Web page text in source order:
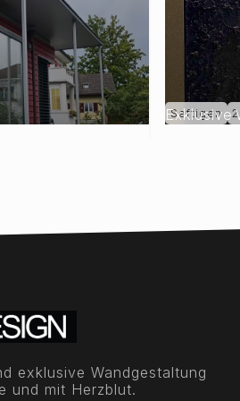
Seftigen
exklusive Wandgestaltung
und mit Herzblut.